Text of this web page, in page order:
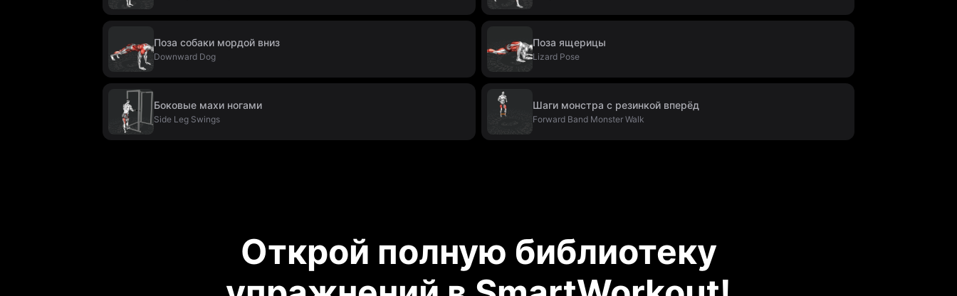
Поза собаки мордой вниз
Downward Dog
Поза ящерицы
Lizard Pose
Боковые махи ногами
Side Leg Swings
Шаги монстра с резинкой вперёд
Forward Band Monster Walk
Открой полную библиотеку